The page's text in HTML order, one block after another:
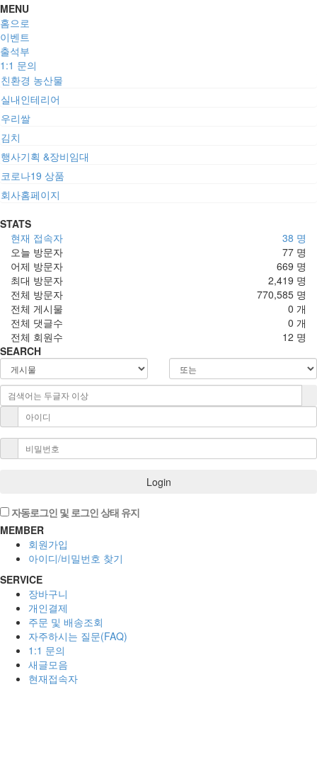
MENU
홈으로
이벤트
출석부
1:1 문의
친환경 농산물
실내인테리어
우리쌀
김치
행사기획 &장비임대
코로나19 상품
회사홈페이지
STATS
38 명
현재 접속자
77 명
오늘 방문자
669 명
어제 방문자
2,419 명
최대 방문자
770,585 명
전체 방문자
0 개
전체 게시물
0 개
전체 댓글수
12 명
전체 회원수
SEARCH
Login
자동로그인 및 로그인 상태 유지
MEMBER
회원가입
아이디/비밀번호 찾기
SERVICE
장바구니
개인결제
주문 및 배송조회
자주하시는 질문(FAQ)
1:1 문의
새글모음
현재접속자